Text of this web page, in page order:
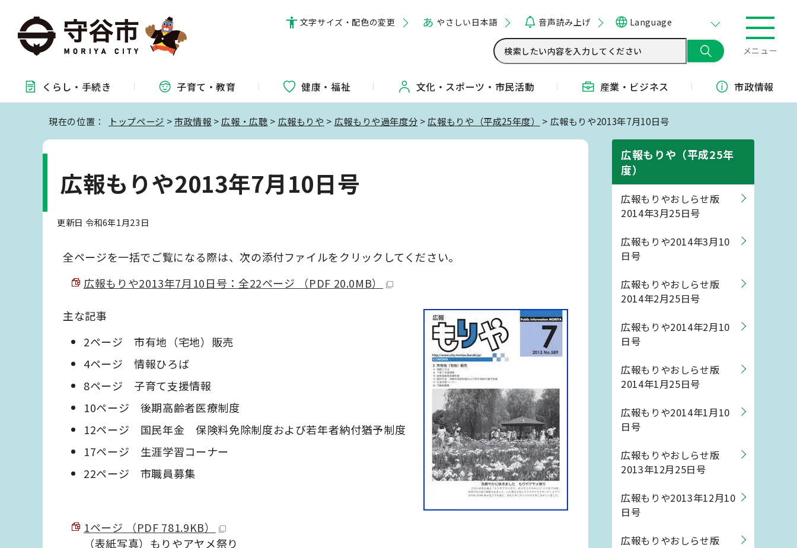
文字サイズ・配色の変更 やさしい日本語 音声読み上げ Language
メニュー
くらし・ 手続き 子育て・教育 健康・福祉 文化・ スポーツ・ 市民活動 産業・ ビジネス 市政情報
現在の位置： トップページ >市政情報 > 広報・広聴 > 広報もりや > 広報もりや過年度分 > 広報もりや（平成25年度） > 広報もりや2013年7月10日号
広報もりや2013年7月10日号
更新日 令和6年1月23日
全ページを一括でご覧になる際は、次の添付ファイルをクリックしてください。
広報もりや2013年7月10日号：全22ページ （PDF 20.0MB）
主な記事
2ページ 市有地（宅地）販売
4ページ 情報ひろば
8ページ 子育て支援情報
10ページ 後期高齢者医療制度
12ページ 国民年金 保険料免除制度および若年者納付猶予制度
17ページ 生涯学習コーナー
22ページ 市職員募集
1ページ （PDF 781.9KB）
（表紙写真）もりやアヤメ祭り
広報もりや（平成25年
度）
広報もりやおしらせ版
2014年3月25日号
広報もりや2014年3月10
日号
広報もりやおしらせ版
2014年2月25日号
広報もりや2014年2月10
日号
広報もりやおしらせ版
2014年1月25日号
広報もりや2014年1月10
日号
広報もりやおしらせ版
2013年12月25日号
広報もりや2013年12月10
日号
広報もりやおしらせ版